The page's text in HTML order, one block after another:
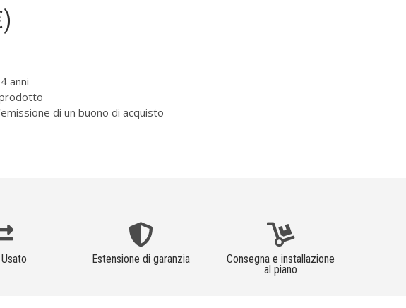
anni
di un buono di acquisto
Estensione di garanzia Consegna e installazione
al piano